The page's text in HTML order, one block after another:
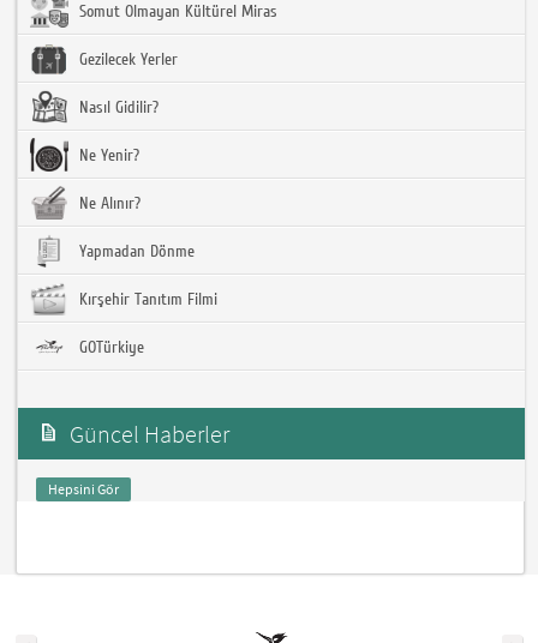
Somut Olmayan Kültürel Miras
Gezilecek Yerler
Nasıl Gidilir?
Ne Yenir?
Ne Alınır?
Yapmadan Dönme
Kırşehir Tanıtım Filmi
GOTürkiye
Güncel Haberler
Hepsini Gör